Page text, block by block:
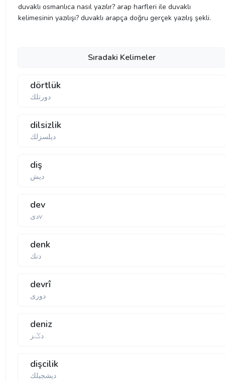
duvaklı osmanlıca nasıl yazılır? arap harfleri ile duvaklı
kelimesinin yazılışı? duvaklı arapça doğru gerçek yazılış şekli.
Sıradaki Kelimeler
dörtlük
دورتلك
dilsizlik
دیلسزلك
diş
دیش
dev
دیv
denk
دنك
devrî
دوری
deniz
دݣز
dişcilik
دیشجیلك